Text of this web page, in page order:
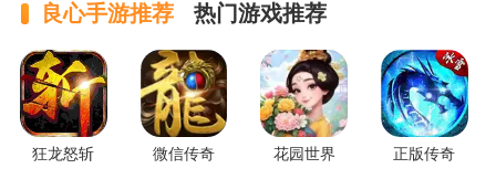
良心手游推荐 热门游戏推荐
狂龙怒斩 微信传奇 花园世界 正版传奇